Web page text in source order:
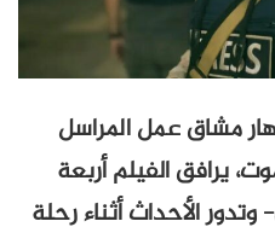
مشاق عمل المراسل
يرافق الفيلم أربعة
الأحداث أثناء رحلة